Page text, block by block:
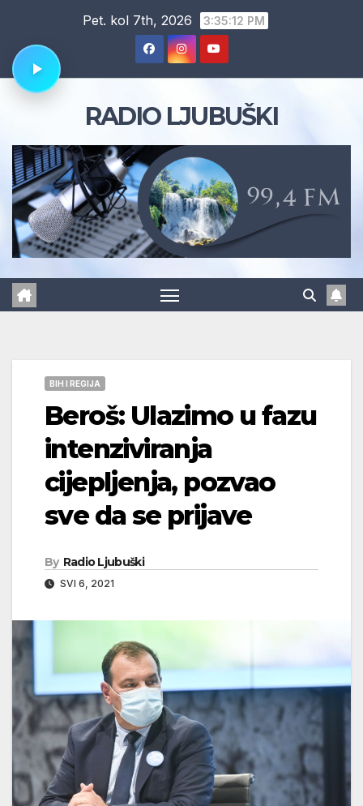
content
Pet. kol 7th, 2026 3:35:13 PM
RADIO LJUBUŠKI
BIH I REGIJA
Beroš: Ulazimo u fazu
intenziviranja
cijepljenja, pozvao
sve da se prijave
By Radio Ljubuški
SVI 6, 2021